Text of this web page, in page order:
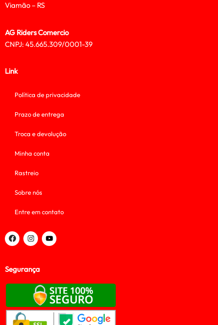
Viamão – RS
AG Riders Comercio
CNPJ: 45.665.309/0001-39
Link
Política de privacidade
Prazo de entrega
Troca e devolução
Minha conta
Rastreio
Sobre nós
Entre em contato
Segurança